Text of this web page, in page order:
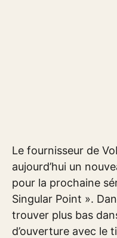
Le fournisseur de
aujourd’hui un
pour la prochaine
Singular Point ».
trouver plus bas
d’ouverture avec le